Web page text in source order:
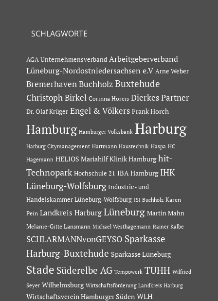
SCHLAGWORTE
AGA Unternehmensverband Arbeitgeberverband
Lüneburg-Nordostniedersachsen e.V Arne Weber
Bremerhaven Buchholz Buxtehude
Christoph Birkel Corinna Horeis Dierkes Partner
Dr. Olaf Krüger Engel & Völkers Frank Horch
Hamburg Hamburger Volksbank Harburg
Harburg Citymanagement Hartmann Haustechnik Haspa HC
Hagemann HELIOS Mariahilf Klinik Hamburg hit-
Technopark Hochschule 21 IBA Hamburg IHK
Lüneburg-Wolfsburg Industrie- und
Handelskammer Lüneburg-Wolfsburg ISI Buchholz Karen
Pein Landkreis Harburg Lüneburg Martin Mahn
Melanie-Gitte Lansmann Michael Westhagemann Rainer Kalbe
SCHLARMANNvonGEYSO Sparkasse
Harburg-Buxtehude Sparkasse Lüneburg
Stade Süderelbe AG Tempowerk TUHH Wilfried
Seyer Wilhelmsburg Wirtschaftsförderung Landkreis Harburg
Wirtschaftsverein Hamburger Süden WLH